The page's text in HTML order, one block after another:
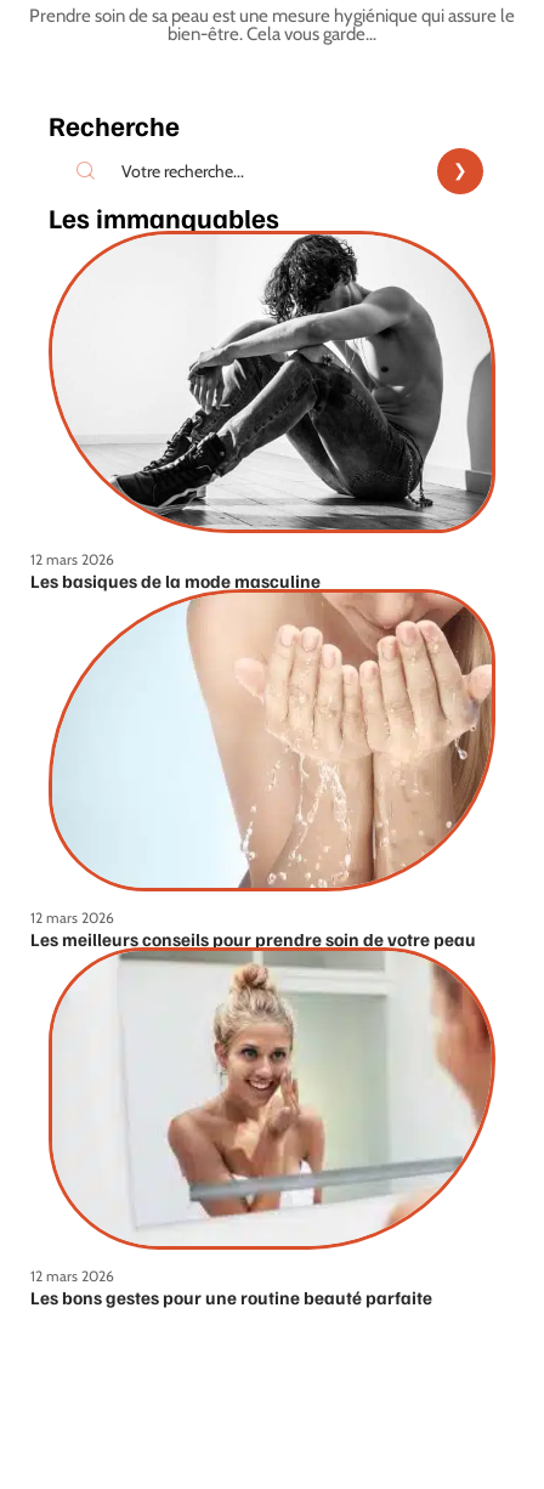
Prendre soin de sa peau est une mesure hygiénique qui assure le
bien-être. Cela vous garde…
Recherche
Les immanquables
12 mars 2026
Les basiques de la mode masculine
12 mars 2026
Les meilleurs conseils pour prendre soin de votre peau
12 mars 2026
Les bons gestes pour une routine beauté parfaite